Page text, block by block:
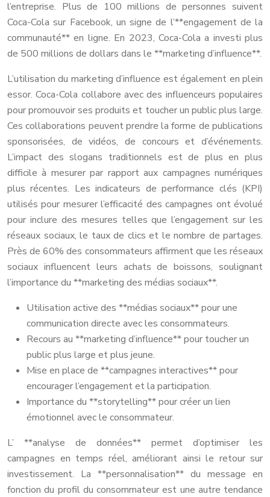
l’entreprise. Plus de 100 millions de personnes suivent
Coca-Cola sur Facebook, un signe de l’**engagement de la
communauté** en ligne. En 2023, Coca-Cola a investi plus
de 500 millions de dollars dans le **marketing d’influence**.
L’utilisation du marketing d’influence est également en plein
essor. Coca-Cola collabore avec des influenceurs populaires
pour promouvoir ses produits et toucher un public plus large.
Ces collaborations peuvent prendre la forme de publications
sponsorisées, de vidéos, de concours et d’événements.
L’impact des slogans traditionnels est de plus en plus
difficile à mesurer par rapport aux campagnes numériques
plus récentes. Les indicateurs de performance clés (KPI)
utilisés pour mesurer l’efficacité des campagnes ont évolué
pour inclure des mesures telles que l’engagement sur les
réseaux sociaux, le taux de clics et le nombre de partages.
Près de 60% des consommateurs affirment que les réseaux
sociaux influencent leurs achats de boissons, soulignant
l’importance du **marketing des médias sociaux**.
Utilisation active des **médias sociaux** pour une
communication directe avec les consommateurs.
Recours au **marketing d’influence** pour toucher un
public plus large et plus jeune.
Mise en place de **campagnes interactives** pour
encourager l’engagement et la participation.
Importance du **storytelling** pour créer un lien
émotionnel avec le consommateur.
L’ **analyse de données** permet d’optimiser les
campagnes en temps réel, améliorant ainsi le retour sur
investissement. La **personnalisation** du message en
fonction du profil du consommateur est une autre tendance